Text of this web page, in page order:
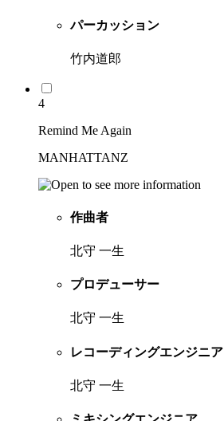
パーカッション
竹内道郎
4
Remind Me Again
MANHATTANZ
作曲者
北守 一生
プロデューサー
北守 一生
レコーディングエンジニア
北守 一生